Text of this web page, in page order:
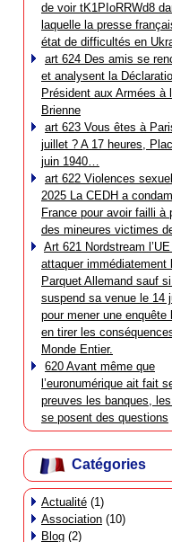
de voir tK1PIoRRWd8
laquelle la presse
état de difficultés en
art 624 Des amis se
et analysent la
Président aux Armées à
Brienne
art 623 Vous êtes à
juillet ? A 17 heures,
juin 1940…
art 622 Violences
2025 La CEDH a
France pour avoir failli à
des mineures victimes
Art 621 Nordstream
attaquer immédiatement
Parquet Allemand sauf
suspend sa venue le 14
pour mener une enquête
en tirer les
Monde Entier.
620 Avant même que
l’euronumérique ait fait
preuves les banques,
se posent des questions
Catégories
Actualité (1)
Association (10)
Blog (2)